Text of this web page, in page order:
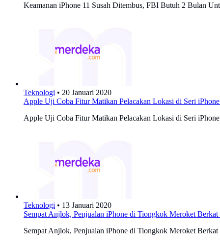
Keamanan iPhone 11 Susah Ditembus, FBI Butuh 2 Bulan
Teknologi • 20 Januari 2020
Apple Uji Coba Fitur Matikan Pelacakan Lokasi di Seri iPhone
Apple Uji Coba Fitur Matikan Pelacakan Lokasi di Seri iPhone
Teknologi • 13 Januari 2020
Sempat Anjlok, Penjualan iPhone di Tiongkok Meroket Berkat
Sempat Anjlok, Penjualan iPhone di Tiongkok Meroket Berkat